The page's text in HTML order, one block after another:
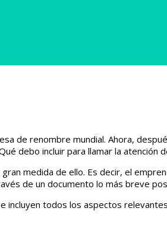
de renombre mundial. Ahora,
debo incluir para llamar la atención
medida de ello. Es decir, el
de un documento lo más breve
incluyen todos los aspectos